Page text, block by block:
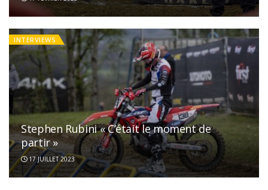
INTERVIEWS
Stephen Rubini « C’était le moment de
partir »
17 JUILLET 2023